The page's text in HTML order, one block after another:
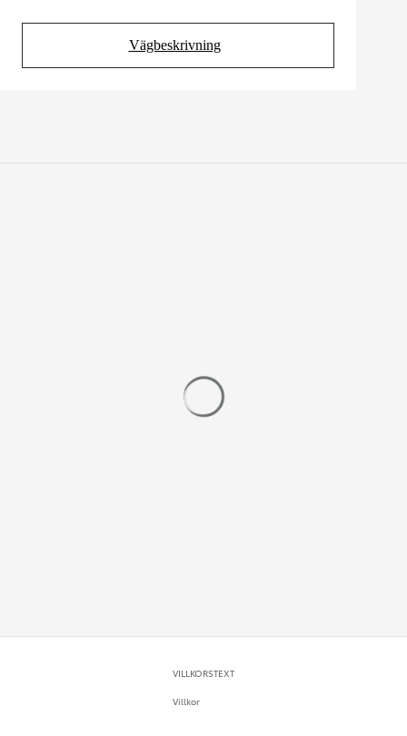
Vägbeskrivning
(Opens in new tab)
VILLKORSTEXT
Villkor